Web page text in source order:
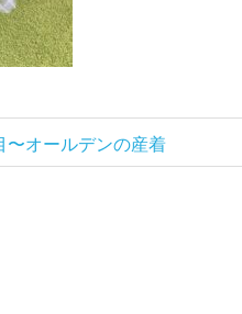
〜オールデンの産着